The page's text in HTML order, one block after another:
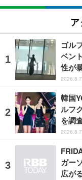
ア
ゴル
ベン
性が
韓国
ルフ
を調
ガー
広が